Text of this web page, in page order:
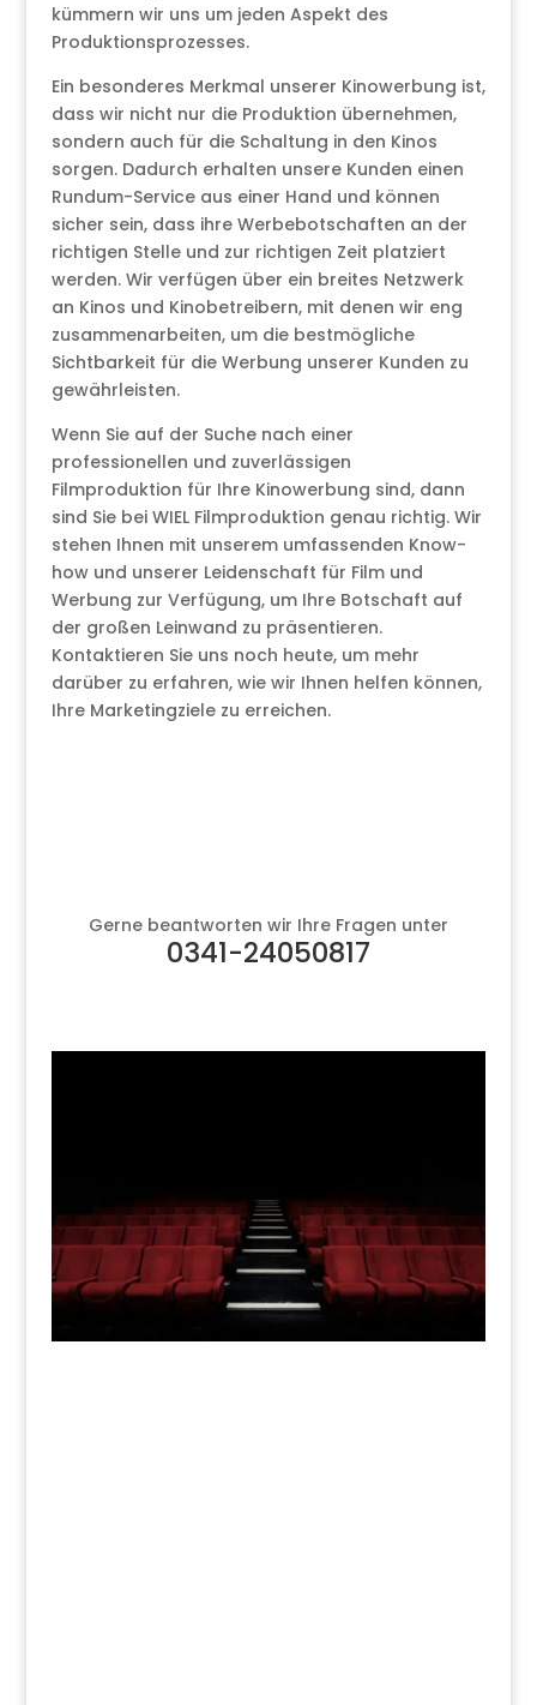
kümmern wir uns um jeden Aspekt des
Produktionsprozesses.
Ein besonderes Merkmal unserer Kinowerbung ist,
dass wir nicht nur die Produktion übernehmen,
sondern auch für die Schaltung in den Kinos
sorgen. Dadurch erhalten unsere Kunden einen
Rundum-Service aus einer Hand und können
sicher sein, dass ihre Werbebotschaften an der
richtigen Stelle und zur richtigen Zeit platziert
werden. Wir verfügen über ein breites Netzwerk
an Kinos und Kinobetreibern, mit denen wir eng
zusammenarbeiten, um die bestmögliche
Sichtbarkeit für die Werbung unserer Kunden zu
gewährleisten.
Wenn Sie auf der Suche nach einer
professionellen und zuverlässigen
Filmproduktion für Ihre Kinowerbung sind, dann
sind Sie bei WIEL Filmproduktion genau richtig. Wir
stehen Ihnen mit unserem umfassenden Know-
how und unserer Leidenschaft für Film und
Werbung zur Verfügung, um Ihre Botschaft auf
der großen Leinwand zu präsentieren.
Kontaktieren Sie uns noch heute, um mehr
darüber zu erfahren, wie wir Ihnen helfen können,
Ihre Marketingziele zu erreichen.
Gerne beantworten wir Ihre Fragen unter
0341-24050817